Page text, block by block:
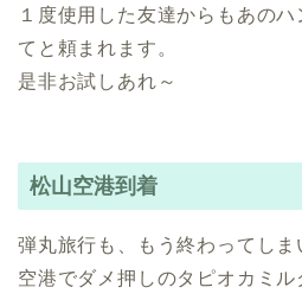
１度使用した友達からもあの
てと頼まれます。
是非お試しあれ～
松山空港到着
弾丸旅行も、もう終わってしま
空港でダメ押しのタピオカミ